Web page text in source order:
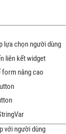
lựa chọn người dùng
liên kết widget
form nâng cao
với người dùng